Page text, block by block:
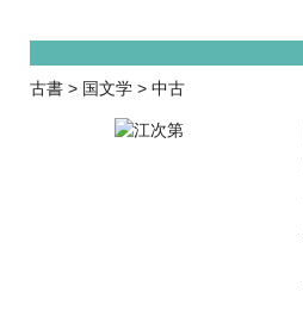
古書 > 国文学 > 中古